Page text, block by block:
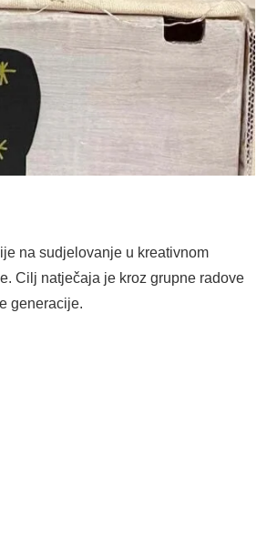
na sudjelovanje u kreativnom
Cilj natječaja je kroz grupne radove
generacije.